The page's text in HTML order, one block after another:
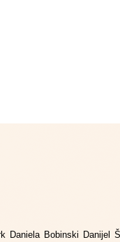
Daniela Bobinski Danijel